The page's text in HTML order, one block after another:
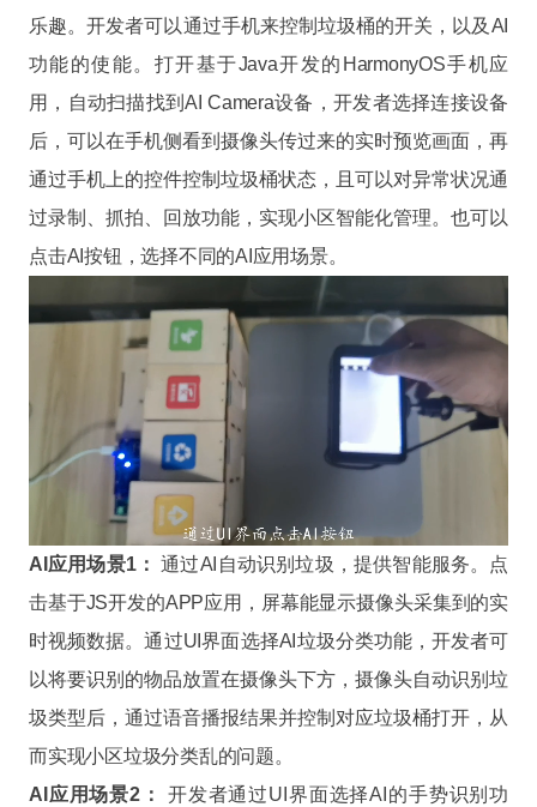
乐趣。开发者可以通过手机来控制垃圾桶的开关，以及AI
功能的使能。打开基于Java开发的HarmonyOS手机应
用，自动扫描找到AI Camera设备，开发者选择连接设备
后，可以在手机侧看到摄像头传过来的实时预览画面，再
通过手机上的控件控制垃圾桶状态，且可以对异常状况通
过录制、抓拍、回放功能，实现小区智能化管理。也可以
点击AI按钮，选择不同的AI应用场景。
AI应用场景1： 通过AI自动识别垃圾，提供智能服务。点
击基于JS开发的APP应用，屏幕能显示摄像头采集到的实
时视频数据。通过UI界面选择AI垃圾分类功能，开发者可
以将要识别的物品放置在摄像头下方，摄像头自动识别垃
圾类型后，通过语音播报结果并控制对应垃圾桶打开，从
而实现小区垃圾分类乱的问题。
AI应用场景2：
开发者通过UI界面选择AI的手势识别功